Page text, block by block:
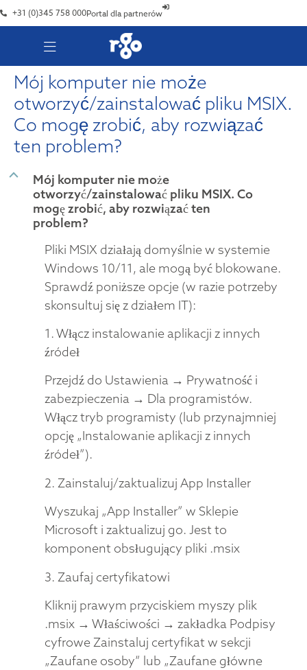
+31 (0)345 758 000Portal dla partnerów
Mój komputer nie może
otworzyć/zainstalować pliku MSIX.
Co mogę zrobić, aby rozwiązać
ten problem?
B
Mój komputer nie może
otworzyć/zainstalować pliku MSIX. Co
mogę zrobić, aby rozwiązać ten
problem?
Pliki MSIX działają domyślnie w systemie
Windows 10/11, ale mogą być blokowane.
Sprawdź poniższe opcje (w razie potrzeby
skonsultuj się z działem IT):
1. Włącz instalowanie aplikacji z innych
źródeł
Przejdź do Ustawienia → Prywatność i
zabezpieczenia → Dla programistów.
Włącz tryb programisty (lub przynajmniej
opcję „Instalowanie aplikacji z innych
źródeł”).
2. Zainstaluj/zaktualizuj App Installer
Wyszukaj „App Installer” w Sklepie
Microsoft i zaktualizuj go. Jest to
komponent obsługujący pliki .msix
3. Zaufaj certyfikatowi
Kliknij prawym przyciskiem myszy plik
.msix → Właściwości → zakładka Podpisy
cyfrowe Zainstaluj certyfikat w sekcji
„Zaufane osoby” lub „Zaufane główne